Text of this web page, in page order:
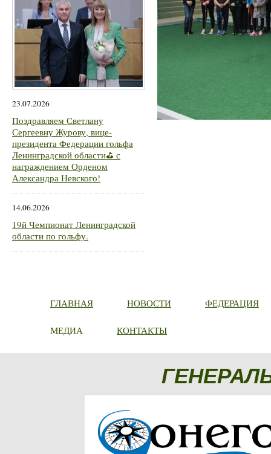
23.07.2026
Поздравляем Светлану
Сергеевну Журову, вице-
президента Федерации гольфа
Ленинградской области⛳ с
награждением Орденом
Александра Невского!
14.06.2026
19й Чемпионат Ленинградской
области по гольфу.
ГЛАВНАЯ НОВОСТИ ФЕДЕРАЦИЯ
МЕДИА КОНТАКТЫ